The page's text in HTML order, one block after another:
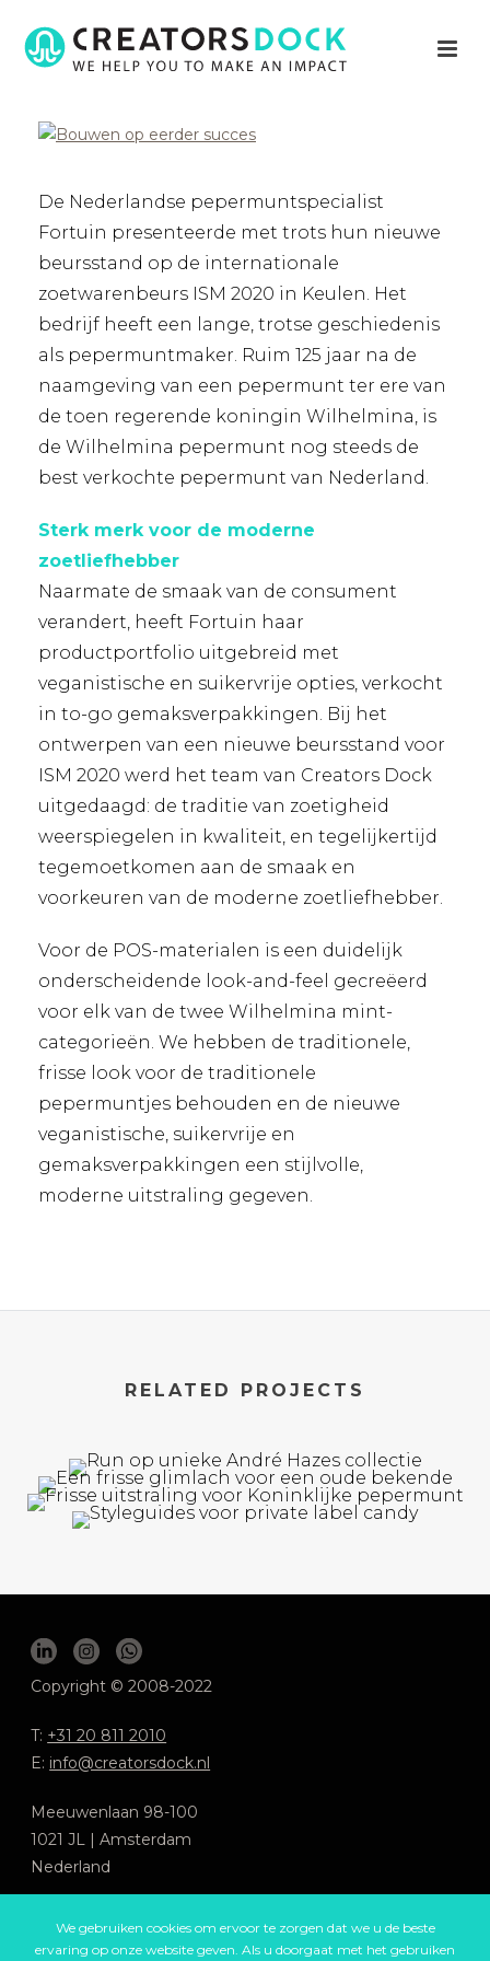
De Nederlandse pepermuntspecialist
Fortuin presenteerde met trots hun nieuwe
beursstand op de internationale
zoetwarenbeurs ISM 2020 in Keulen. Het
bedrijf heeft een lange, trotse geschiedenis
als pepermuntmaker. Ruim 125 jaar na de
naamgeving van een pepermunt ter ere van
de toen regerende koningin Wilhelmina, is
de Wilhelmina pepermunt nog steeds de
best verkochte pepermunt van Nederland.
Sterk merk voor de moderne
zoetliefhebber
Naarmate de smaak van de consument
verandert, heeft Fortuin haar
productportfolio uitgebreid met
veganistische en suikervrije opties, verkocht
in to-go gemaksverpakkingen. Bij het
ontwerpen van een nieuwe beursstand voor
ISM 2020 werd het team van Creators Dock
uitgedaagd: de ​​traditie van zoetigheid
weerspiegelen in kwaliteit, en tegelijkertijd
tegemoetkomen aan de smaak en
voorkeuren van de moderne zoetliefhebber.
Voor de POS-materialen is een duidelijk
onderscheidende look-and-feel gecreëerd
voor elk van de twee Wilhelmina mint-
categorieën. We hebben de traditionele,
frisse look voor de traditionele
pepermuntjes behouden en de nieuwe
veganistische, suikervrije en
gemaksverpakkingen een stijlvolle,
moderne uitstraling gegeven.
RELATED PROJECTS
Copyright © 2008-2022
T: +31 20 811 2010
E: info@creatorsdock.nl
Meeuwenlaan 98-100
1021 JL | Amsterdam
Nederland
Algemene voorwaarden
We gebruiken cookies om ervoor te zorgen dat we u de beste
ervaring op onze website geven. Als u doorgaat met het gebruiken